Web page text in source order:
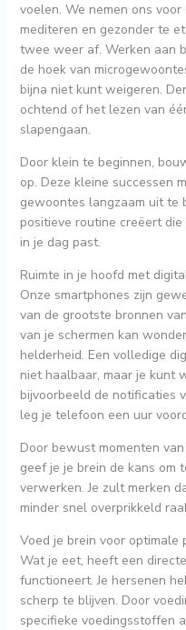
voelen. We nemen ons
mediteren en gezonder te
twee weer af. Werken aan
de hoek van
bijna niet kunt weigeren.
ochtend of het lezen van
slapengaan.
Door klein te beginnen,
op. Deze kleine successen
gewoontes langzaam uit te
positieve routine creëert
in je dag past.
Ruimte in je hoofd met
Onze smartphones zijn
van de grootste bronnen
van je schermen kan
helderheid. Een volledige
niet haalbaar, maar je kunt
bijvoorbeeld de notificaties
leg je telefoon een uur
Door bewust momenten
geef je je brein de kans om
verwerken. Je zult merken
minder snel overprikkeld
Voed je brein voor optimale
Wat je eet, heeft een
functioneert. Je hersenen
scherp te blijven. Door
specifieke voedingsstoffen